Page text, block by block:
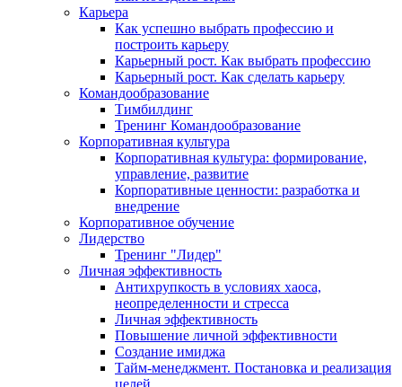
Карьера
Как успешно выбрать профессию и
построить карьеру
Карьерный рост. Как выбрать профессию
Карьерный рост. Как сделать карьеру
Командообразование
Тимбилдинг
Тренинг Командообразование
Корпоративная культура
Корпоративная культура: формирование,
управление, развитие
Корпоративные ценности: разработка и
внедрение
Корпоративное обучение
Лидерство
Тренинг "Лидер"
Личная эффективность
Антихрупкость в условиях хаоса,
неопределенности и стресса
Личная эффективность
Повышение личной эффективности
Создание имиджа
Тайм-менеджмент. Постановка и реализация
целей